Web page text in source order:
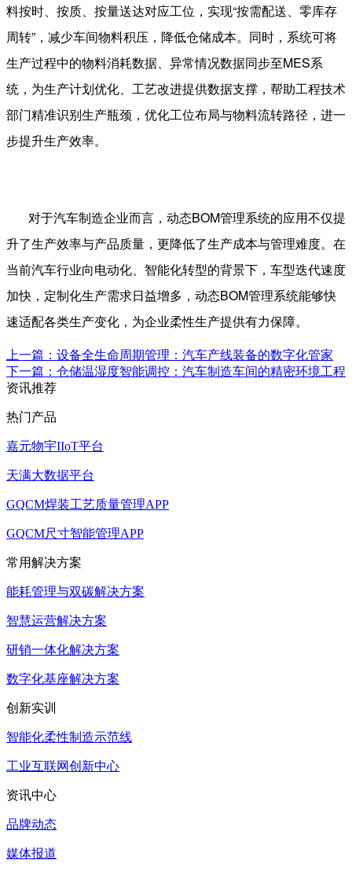
料按时、按质、按量送达对应工位，实现“按需配送、零库存
周转”，减少车间物料积压，降低仓储成本。同时，系统可将
生产过程中的物料消耗数据、异常情况数据同步至MES系
统，为生产计划优化、工艺改进提供数据支撑，帮助工程技术
部门精准识别生产瓶颈，优化工位布局与物料流转路径，进一
步提升生产效率。
对于汽车制造企业而言，动态BOM管理系统的应用不仅提
升了生产效率与产品质量，更降低了生产成本与管理难度。在
当前汽车行业向电动化、智能化转型的背景下，车型迭代速度
加快，定制化生产需求日益增多，动态BOM管理系统能够快
速适配各类生产变化，为企业柔性生产提供有力保障。
上一篇：设备全生命周期管理：汽车产线装备的数字化管家
下一篇：仓储温湿度智能调控：汽车制造车间的精密环境工程
资讯推荐
热门产品
嘉元物宇IIoT平台
天满大数据平台
GQCM焊装工艺质量管理APP
GQCM尺寸智能管理APP
常用解决方案
能耗管理与双碳解决方案
智慧运营解决方案
研销一体化解决方案
数字化基座解决方案
创新实训
智能化柔性制造示范线
工业互联网创新中心
资讯中心
品牌动态
媒体报道